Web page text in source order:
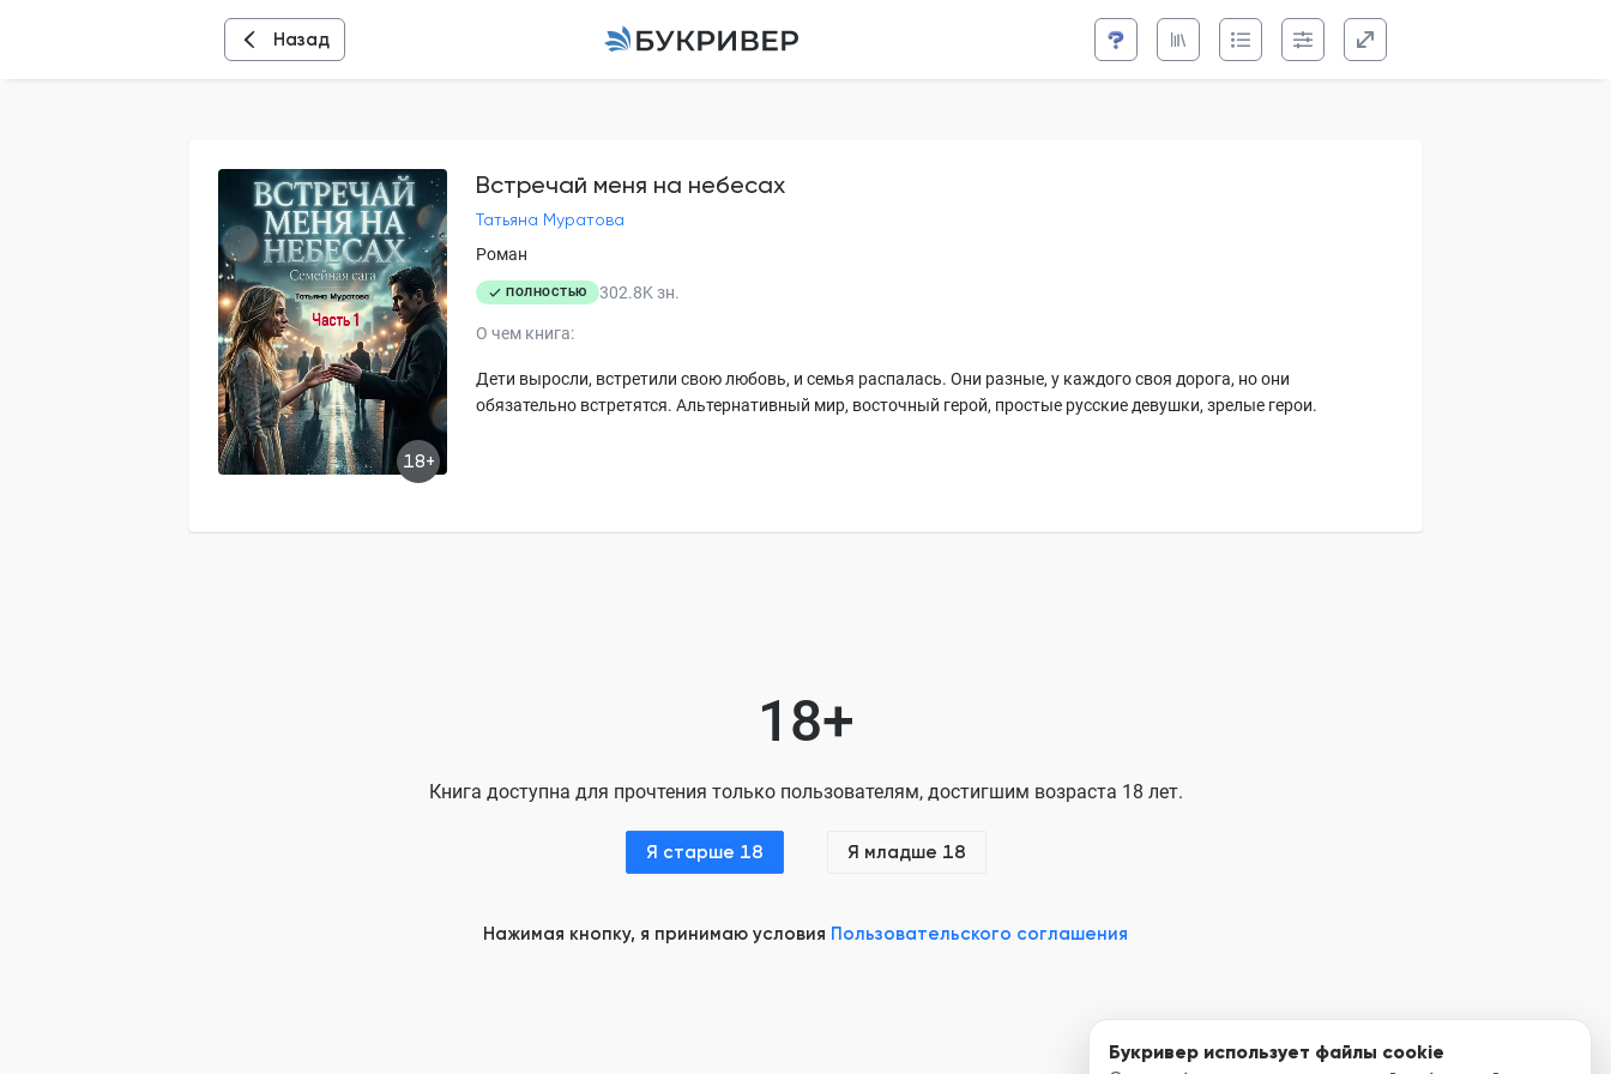
Букривер использует файлы cookie
Назад
Глава 5
18+
Встречай меня на небесах
Татьяна Муратова
Роман
ПОЛНОСТЬЮ 302.8K зн.
О чем книга:
Дети выросли, встретили свою любовь, и семья распалась. Они разные, у каждого своя дорога, но они
обязательно встретятся. Альтернативный мир, восточный герой, простые русские девушки, зрелые герои.
18+
Книга доступна для прочтения только пользователям, достигшим возраста 18 лет.
Я старше 18 Я младше 18
Нажимая кнопку, я принимаю условия Пользовательского соглашения